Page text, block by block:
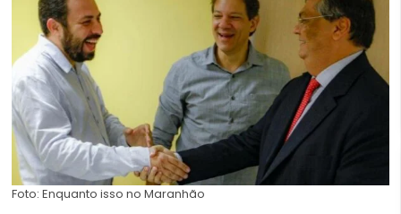
Foto: Enquanto isso no Maranhão